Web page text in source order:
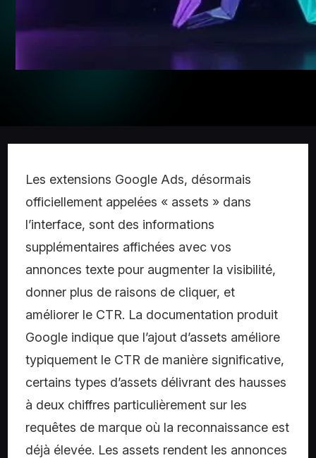
Les extensions Google Ads, désormais
officiellement appelées « assets » dans
l’interface, sont des informations
supplémentaires affichées avec vos
annonces texte pour augmenter la visibilité,
donner plus de raisons de cliquer, et
améliorer le CTR. La documentation produit
Google indique que l’ajout d’assets améliore
typiquement le CTR de manière significative,
certains types d’assets délivrant des hausses
à deux chiffres particulièrement sur les
requêtes de marque où la reconnaissance est
déjà élevée. Les assets rendent les annonces